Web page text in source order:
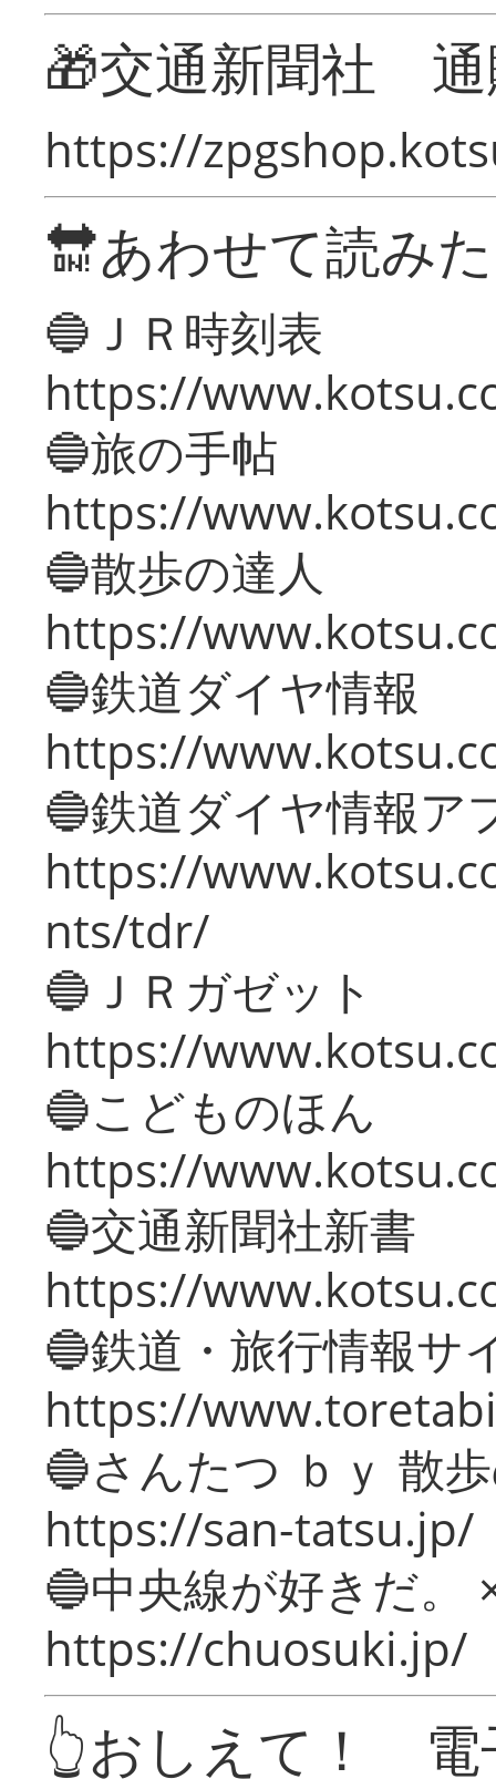
🎁交通新聞社
https://
🔛あわせて読み
🔵ＪＲ時刻表
https://
🔵旅の手帖
https://
🔵散歩の達人
https://
🔵鉄道ダイヤ情報
https://
🔵鉄道ダイヤ情報ア
https://
nts/tdr/
🔵ＪＲガゼット
https://
🔵こどものほん
https://
🔵交通新聞社新書
https://
🔵鉄道・旅行情報サ
https://
🔵さんたつ ｂｙ 散
https://san-tatsu.jp/
🔵中央線が好きだ。
https://chuosuki.jp/
👆おしえて！ 電